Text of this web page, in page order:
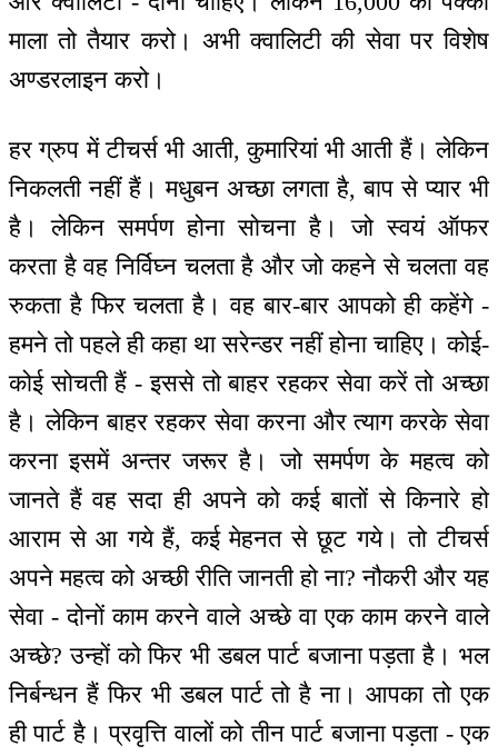
माला तो तैयार करो। अभी क्वालिटी की सेवा पर विशेष
अण्डरलाइन करो।
हर ग्रुप में टीचर्स भी आती, कुमारियां भी आती हैं। लेकिन
निकलती नहीं हैं। मधुबन अच्छा लगता है, बाप से प्यार भी
है। लेकिन समर्पण होना सोचना है। जो स्वयं ऑफर
करता है वह निर्विघ्न चलता है और जो कहने से चलता वह
रुकता है फिर चलता है। वह बार-बार आपको ही कहेंगे -
हमने तो पहले ही कहा था सरेन्डर नहीं होना चाहिए। कोई-
कोई सोचती हैं - इससे तो बाहर रहकर सेवा करें तो अच्छा
है। लेकिन बाहर रहकर सेवा करना और त्याग करके सेवा
करना इसमें अन्तर जरूर है। जो समर्पण के महत्व को
जानते हैं वह सदा ही अपने को कई बातों से किनारे हो
आराम से आ गये हैं, कई मेहनत से छूट गये। तो टीचर्स
अपने महत्व को अच्छी रीति जानती हो ना? नौकरी और यह
सेवा - दोनों काम करने वाले अच्छे वा एक काम करने वाले
अच्छे? उन्हों को फिर भी डबल पार्ट बजाना पड़ता है। भल
निर्बन्धन हैं फिर भी डबल पार्ट तो है ना। आपका तो एक
ही पार्ट है। प्रवृत्ति वालों को तीन पार्ट बजाना पड़ता - एक